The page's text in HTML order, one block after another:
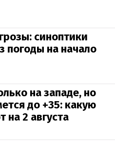
синоптики
погоды на начало
на западе, но
до +35: какую
на 2 августа